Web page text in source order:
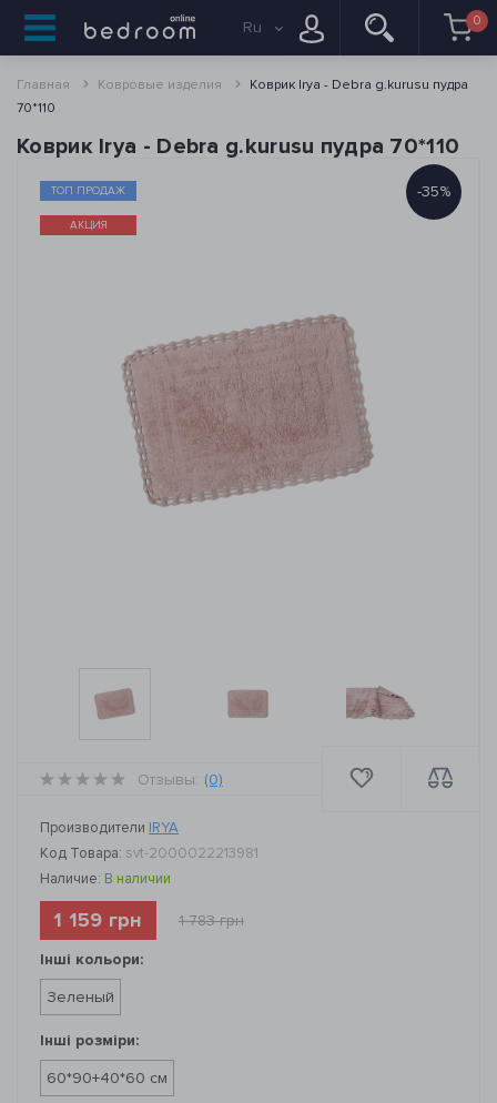
Ru 0
Главная Ковровые изделия
Коврик Irya - Debra g.kurusu пудра
70*110
Коврик Irya - Debra g.kurusu пудра 70*110
-35%
ТОП ПРОДАЖ
АКЦИЯ
Отзывы: (0)
Производители IRYA
Код Товара: svt-2000022213981
Наличие: В наличии
1 159 грн 1 783 грн
Інші кольори:
Зеленый
Інші розміри:
60*90+40*60 см